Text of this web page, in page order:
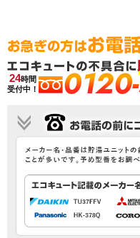
24時間
受付中！